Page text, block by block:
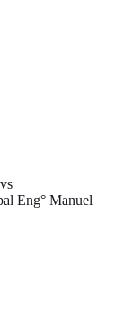
Eng° Manuel